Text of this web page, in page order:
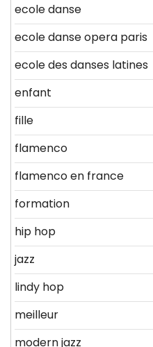
ecole danse
ecole danse opera paris
ecole des danses latines
enfant
fille
flamenco
flamenco en france
formation
hip hop
jazz
lindy hop
meilleur
modern jazz